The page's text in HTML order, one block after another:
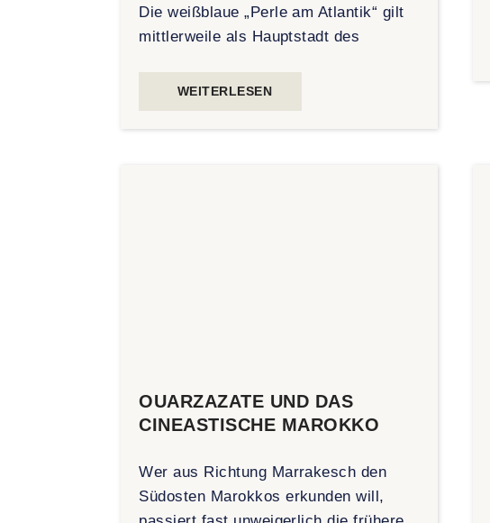
Die weißblaue „Perle am Atlantik“ gilt
mittlerweile als Hauptstadt des
WEITERLESEN
OUARZAZATE UND DAS
CINEASTISCHE MAROKKO
Wer aus Richtung Marrakesch den
Südosten Marokkos erkunden will,